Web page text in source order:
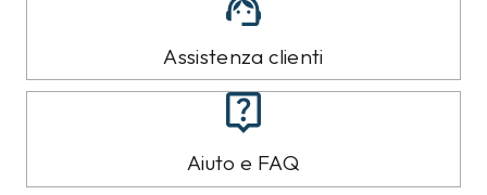
Assistenza clienti
Aiuto e FAQ